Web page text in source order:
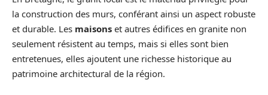
la construction des murs, conférant ainsi un aspect robuste
et durable. Les maisons et autres édifices en granite non
seulement résistent au temps, mais si elles sont bien
entretenues, elles ajoutent une richesse historique au
patrimoine architectural de la région.